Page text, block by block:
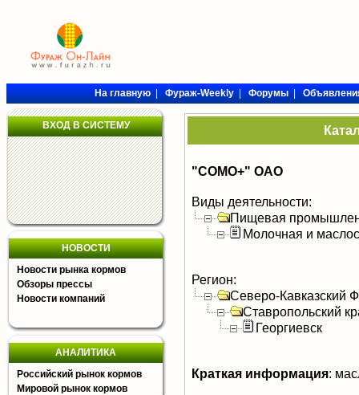
На главную|Фураж-Weekly|Форумы|
ВХОД В СИСТЕМУ
НОВОСТИ
Новости рынка кормов
Обзоры прессы
Новости компаний
АНАЛИТИКА
Российский рынок кормов
Мировой рынок кормов
"СОМО+" ОАО
Виды деятельности:
Пищевая
Молочная и
Регион:
Северо-Кавказский
Ставропольский
Георгиевск
Краткая информация: